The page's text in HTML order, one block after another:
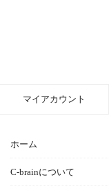
ホーム
C-brainについて
マイアカウント